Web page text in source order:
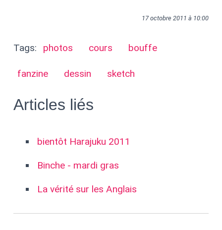
17 octobre 2011 à 10:00
Tags: photos cours bouffe
fanzine dessin sketch
Articles liés
bientôt Harajuku 2011
Binche - mardi gras
La vérité sur les Anglais